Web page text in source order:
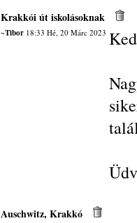
Krakkói út iskolásoknak
~Tibor18:33 Hé, 20 Márc 2023
Auschwitz, Krakkó